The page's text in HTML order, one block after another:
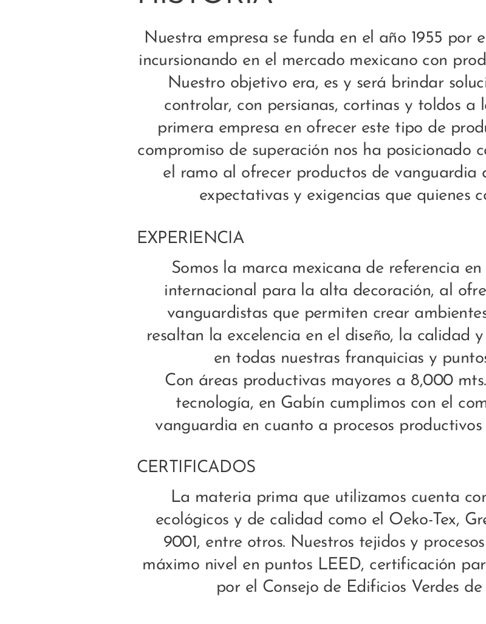
Nuestra empresa se funda en el año 1955 por
incursionando en el mercado mexicano con
Nuestro objetivo era, es y será brindar
controlar, con persianas, cortinas y toldos a
primera empresa en ofrecer este tipo de
compromiso de superación nos ha posicionado
el ramo al ofrecer productos de vanguardia
expectativas y exigencias que quienes
EXPERIENCIA
Somos la marca mexicana de referencia
internacional para la alta decoración, al
vanguardistas que permiten crear
resaltan la excelencia en el diseño, la calidad
en todas nuestras franquicias y
Con áreas productivas mayores a 8,000
tecnología, en Gabín cumplimos con el
vanguardia en cuanto a procesos productivos
CERTIFICADOS
La materia prima que utilizamos cuenta
ecológicos y de calidad como el Oeko-Tex,
9001, entre otros. Nuestros tejidos y
máximo nivel en puntos LEED, certificación
por el Consejo de Edificios Verdes